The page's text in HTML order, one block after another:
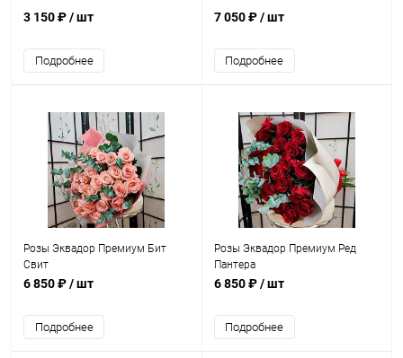
3 150 ₽/ шт
Подробнее
7 050 ₽/ шт
Подробнее
Розы Эквадор Премиум Бит
Свит
6 850 ₽/ шт
Подробнее
Розы Эквадор Премиум Ред
Пантера
6 850 ₽/ шт
Подробнее